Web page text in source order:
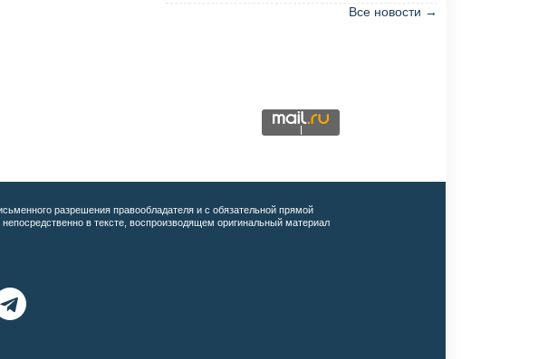
Все новости →
разрешения правообладателя и с обязательной прямой
в тексте, воспроизводящем оригинальный материал